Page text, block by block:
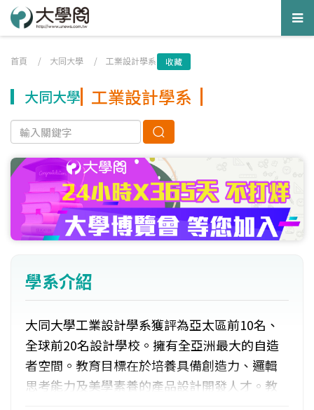
首頁 / 大同大學 / 工業設計學系 收藏
大同大學 工業設計學系
學系介紹
大同大學工業設計學系獲評為亞太區前10名、
全球前20名設計學校。擁有全亞洲最大的自造
者空間。教育目標在於培養具備創造力、邏輯
思考能力及美學素養的產品設計開發人才。教